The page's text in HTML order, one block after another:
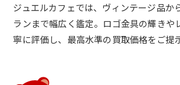
ジュエルカフェでは、ヴィンテージ品か
ランまで幅広く鑑定。ロゴ金具の輝きや
寧に評価し、最高水準の買取価格をご提